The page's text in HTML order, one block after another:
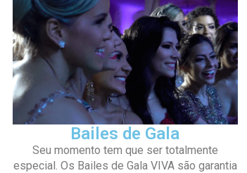
Bailes de Gala
Seu momento tem que ser totalmente
especial. Os Bailes de Gala VIVA são garantia